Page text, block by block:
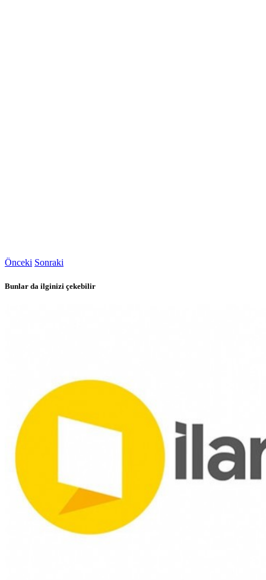
Önceki Sonraki
Bunlar da ilginizi çekebilir